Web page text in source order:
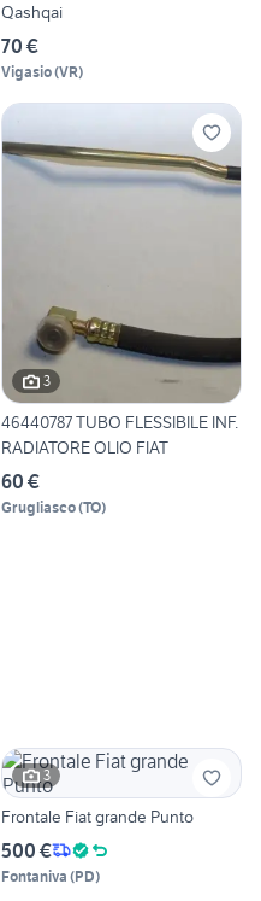
Qashqai
70 €
Vigasio(VR)
3
46440787 TUBO FLESSIBILE INF.
RADIATORE OLIO FIAT
60 €
Grugliasco(TO)
3
Frontale Fiat grande Punto
500 €
Fontaniva (PD)